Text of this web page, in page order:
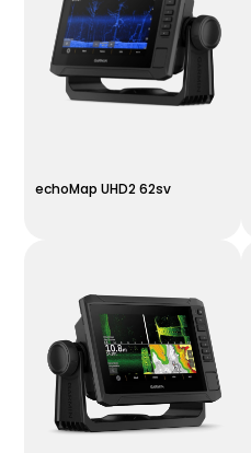
echoMap UHD2 62sv